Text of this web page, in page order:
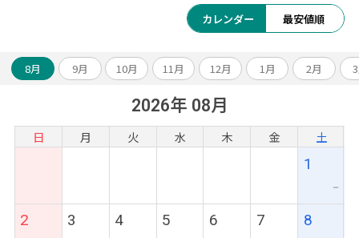
・・━━ ボンセン ホテル ホーチミン
*ドンコイ通りの3ッ星ホテル
*サイゴン川やベンタイン市場にも近く、立地
抜群です♪
カレンダー 最安値順
8月 9月 10月 11月 12月 1月 2月
2026年 08月
日 月 火 水 木 金 土
1
ー
2 3 4 5 6 7 8